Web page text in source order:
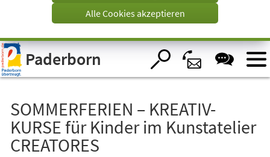
Visuelle
Assistenzsoftware
öffnen.
Alle Cookies akzeptieren
Paderborn
SOMMERFERIEN – KREATIV-
KURSE für Kinder im Kunstatelier
CREATORES